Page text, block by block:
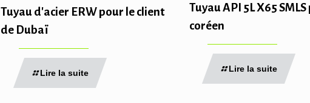
Tuyau d'acier ERW pour le client
de Dubaï
Lire la suite
Tuyau API 5L X65
coréen
Lire la suite